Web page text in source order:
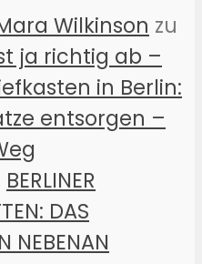
Wilkinson zu
ja richtig ab –
in Berlin:
entsorgen –
BERLINER
DAS
NEBENAN